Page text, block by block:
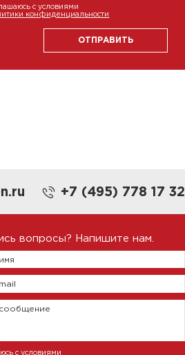
с условиями
конфиденциальности
ОТПРАВИТЬ
+7 (495) 778 17 32
вопросы? Напишите нам.
с условиями